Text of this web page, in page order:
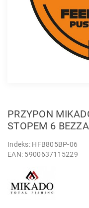
PRZYPON
STOPEM 6
Indeks: HFB805BP-06
EAN: 5900637115229